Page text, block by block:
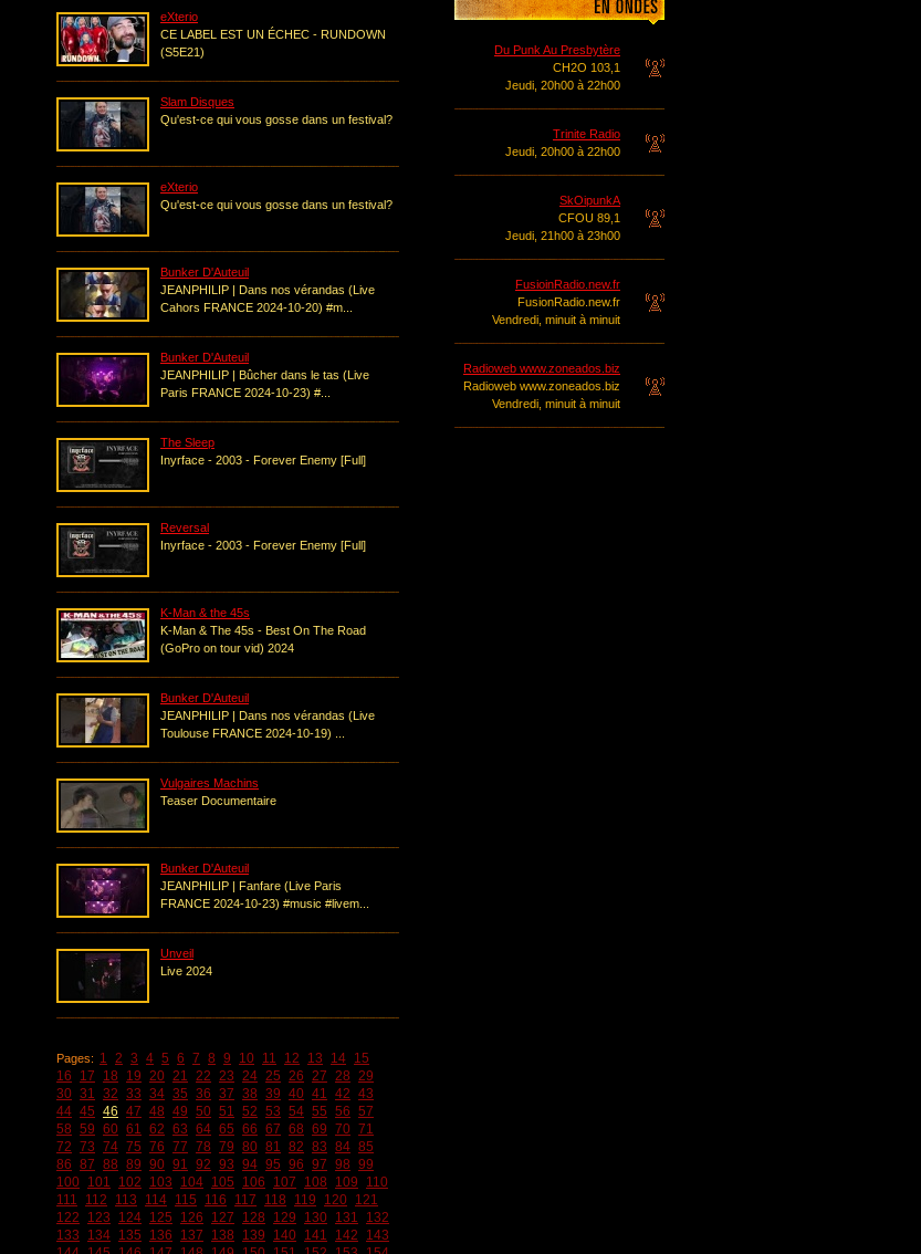
eXterio
CE LABEL EST UN ÉCHEC - RUNDOWN
(S5E21)
Slam Disques
Qu'est-ce qui vous gosse dans un festival?
eXterio
Qu'est-ce qui vous gosse dans un festival?
Bunker D'Auteuil
JEANPHILIP | Dans nos vérandas (Live
Cahors FRANCE 2024-10-20) #m...
Bunker D'Auteuil
JEANPHILIP | Bûcher dans le tas (Live
Paris FRANCE 2024-10-23) #...
The Sleep
Inyrface - 2003 - Forever Enemy [Full]
Reversal
Inyrface - 2003 - Forever Enemy [Full]
K-Man & the 45s
K-Man & The 45s - Best On The Road
(GoPro on tour vid) 2024
Bunker D'Auteuil
JEANPHILIP | Dans nos vérandas (Live
Toulouse FRANCE 2024-10-19) ...
Vulgaires Machins
Teaser Documentaire
Bunker D'Auteuil
JEANPHILIP | Fanfare (Live Paris
FRANCE 2024-10-23) #music #livem...
Unveil
Live 2024
Pages: 1 2 3 4 5 6 7 8 9 10 11 12 13 14 15
16
17 18 19 20 21 22 23 24 25 26 27 28 29
30 31 32 33 34 35 36 37 38 39 40 41 42 43
44 45 46 47 48 49 50 51 52 53 54 55 56 57
58 59 60 61 62 63 64 65 66 67 68 69 70 71
72 73 74 75 76 77 78 79 80 81 82 83 84 85
86 87 88 89 90 91 92 93 94 95 96 97 98 99
100 101 102 103 104 105 106 107 108 109
110
111
112 113 114 115 116 117 118 119 120 121
122
123 124 125 126 127 128 129 130 131
132
133
134 135 136 137 138 139 140 141 142
143
Du Punk Au Presbytère
CH2O 103,1
Jeudi, 20h00 à 22h00
Trinite Radio
Jeudi, 20h00 à 22h00
SkOipunkA
CFOU 89,1
Jeudi, 21h00 à 23h00
FusioinRadio.new.fr
FusionRadio.new.fr
Vendredi, minuit à minuit
Radioweb www.zoneados.biz
Radioweb www.zoneados.biz
Vendredi, minuit à minuit